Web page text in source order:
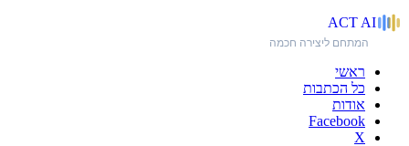
ACT AI
המתחם ליצירה חכמה
ראשי
כל הכתבות
אודות
Facebook
X